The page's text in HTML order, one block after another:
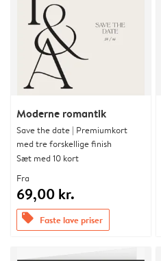
Moderne romantik
Save the date | Premiumkort
med tre forskellige finish
Sæt med 10 kort
Fra
69,00 kr.
offers Faste lave priser